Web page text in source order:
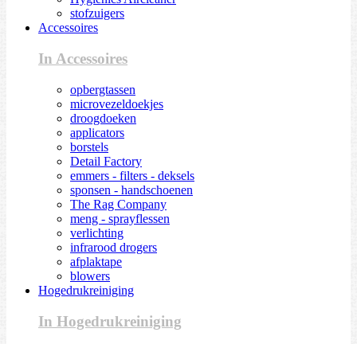
stofzuigers
Accessoires
In Accessoires
opbergtassen
microvezeldoekjes
droogdoeken
applicators
borstels
Detail Factory
emmers - filters - deksels
sponsen - handschoenen
The Rag Company
meng - sprayflessen
verlichting
infrarood drogers
afplaktape
blowers
Hogedrukreiniging
In Hogedrukreiniging